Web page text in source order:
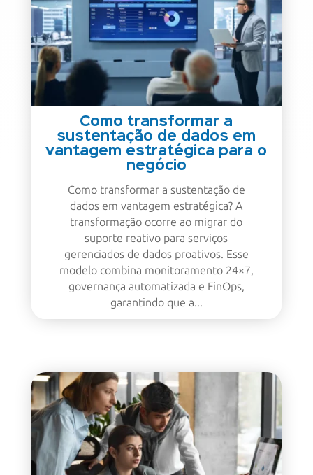
Como transformar a
sustentação de dados em
vantagem estratégica para o
negócio
Como transformar a sustentação de
dados em vantagem estratégica? A
transformação ocorre ao migrar do
suporte reativo para serviços
gerenciados de dados proativos. Esse
modelo combina monitoramento 24×7,
governança automatizada e FinOps,
garantindo que a...